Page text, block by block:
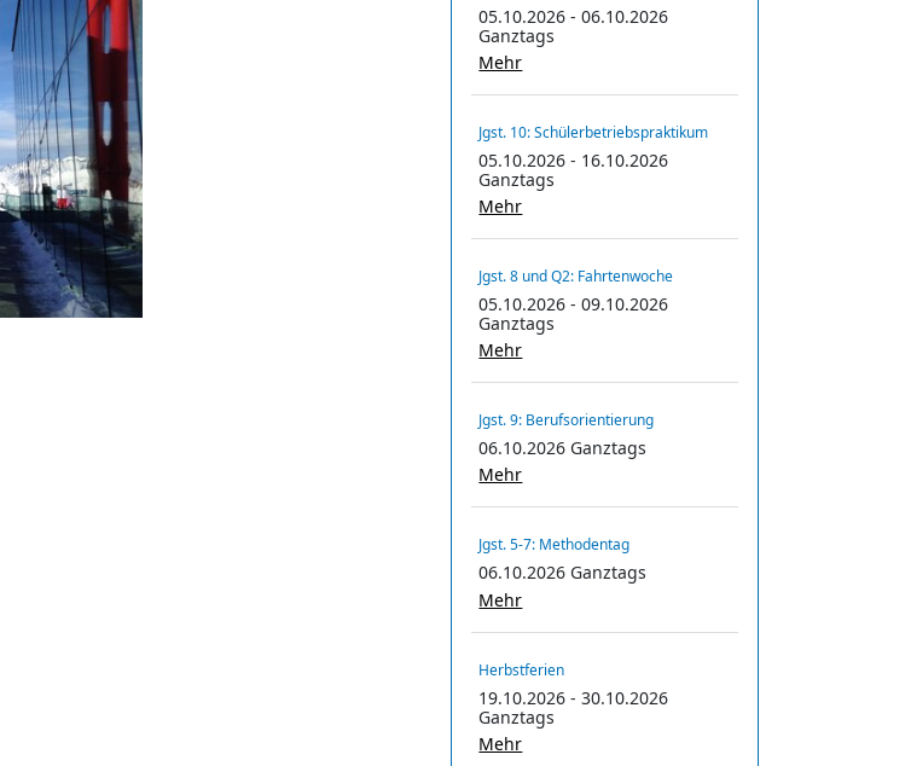
05.10.2026 - 06.10.2026
Ganztags
Mehr
Jgst. 10: Schülerbetriebspraktikum
05.10.2026 - 16.10.2026
Ganztags
Mehr
Jgst. 8 und Q2: Fahrtenwoche
05.10.2026 - 09.10.2026
Ganztags
Mehr
Jgst. 9: Berufsorientierung
06.10.2026 Ganztags
Mehr
Jgst. 5-7: Methodentag
06.10.2026 Ganztags
Mehr
Herbstferien
19.10.2026 - 30.10.2026
Ganztags
Mehr